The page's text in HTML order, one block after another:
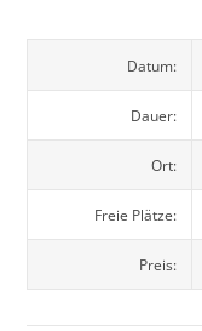
Datum:
Dauer:
Ort:
Freie Plätze:
Preis: